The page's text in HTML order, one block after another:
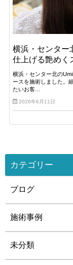
横浜・センター
仕上げる艶めく
横浜・センター北の
ースを施術しました。
たいお客…
2026年6月11日
カテゴリー
ブログ
施術事例
未分類